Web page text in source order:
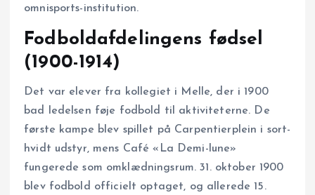
omnisports-institution.
Fodboldafdelingens fødsel
(1900-1914)
Det var elever fra kollegiet i Melle, der i 1900
bad ledelsen føje fodbold til aktiviteterne. De
første kampe blev spillet på Carpentierplein i sort-
hvidt udstyr, mens Café «La Demi-lune»
fungerede som omklædningsrum. 31. oktober 1900
blev fodbold officielt optaget, og allerede 15.